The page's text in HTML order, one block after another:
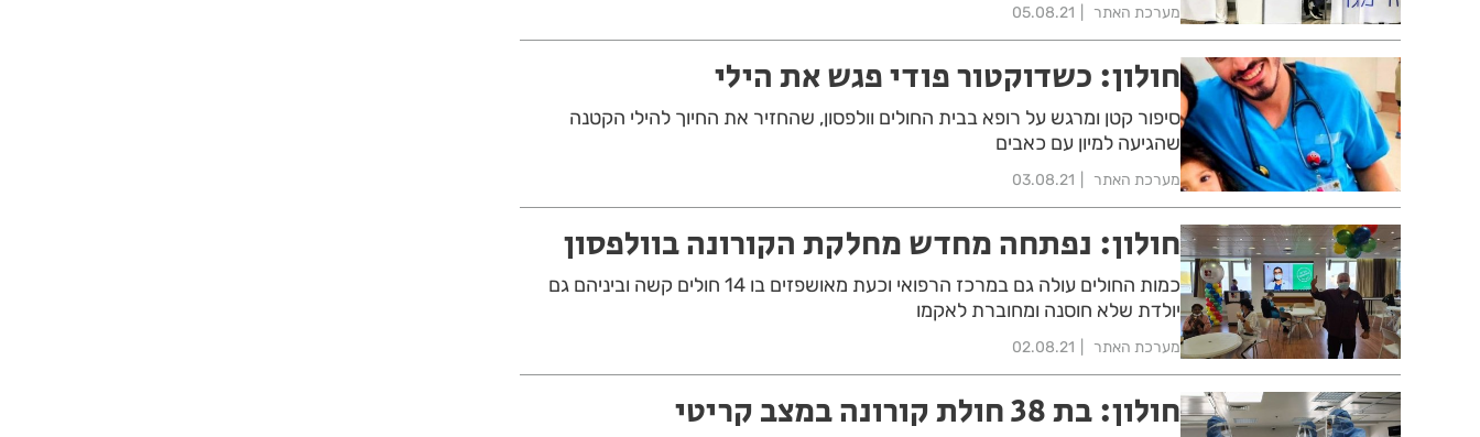
מערכת האתר 05.08.21
חולון: כשדוקטור פודי פגש את הילי
סיפור קטן ומרגש על רופא בבית החולים וולפסון, שהחזיר את החיוך להילי הקטנה
שהגיעה למיון עם כאבים
מערכת האתר 03.08.21
חולון: נפתחה מחדש מחלקת הקורונה בוולפסון
כמות החולים עולה גם במרכז הרפואי וכעת מאושפזים בו 14 חולים קשה וביניהם גם
יולדת שלא חוסנה ומחוברת לאקמו
מערכת האתר 02.08.21
חולון: בת 38 חולת קורונה במצב קריטי